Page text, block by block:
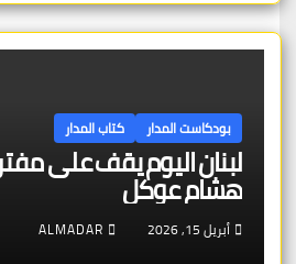
بودكاست المدار كتاب المدار
لبنان اليوم يقف على
هشام عوكل
أبريل 15, 2026 ALMADAR